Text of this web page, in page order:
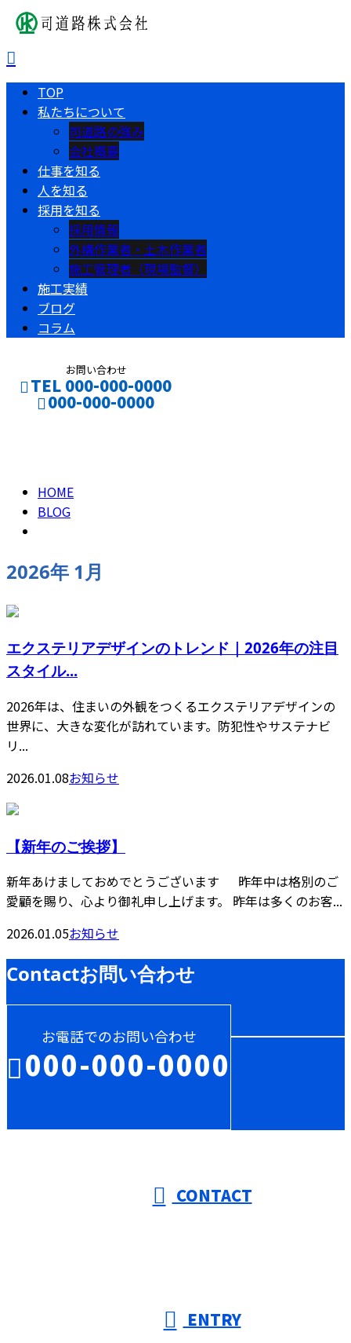
TOP
私たちについて
司道路の強み
会社概要
仕事を知る
人を知る
採用を知る
採用情報
外構作業者・土木作業者
施工管理者（現場監督）
施工実績
ブログ
コラム
お問い合わせ
TEL 000-000-0000
000-000-0000
HOME
BLOG
2026年 1月
エクステリアデザインのトレンド｜2026年の注目
スタイル...
2026年は、住まいの外観をつくるエクステリアデザインの
世界に、大きな変化が訪れています。防犯性やサステナビ
リ...
2026.01.08お知らせ
【新年のご挨拶】
新年あけましておめでとうございます 昨年中は格別のご
愛顧を賜り、心より御礼申し上げます。 昨年は多くのお客...
2026.01.05お知らせ
Contactお問い合わせ
お電話でのお問い合わせ
000-000-0000
CONTACT
ENTRY